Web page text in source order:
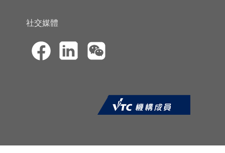
3. Ethical Leadership and Organizational
4. Fraud Risk Assessment and Detection
社交媒體